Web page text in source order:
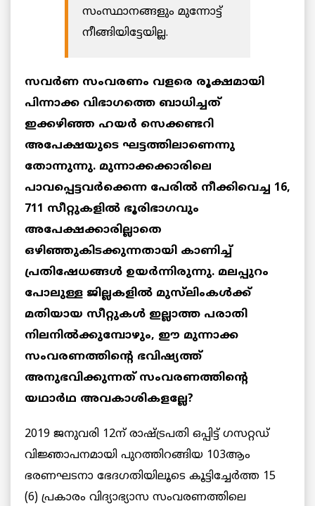
സംസ്ഥാനങ്ങളും മുന്നോട്ട്
നീങ്ങിയിട്ടേയില്ല.
സവര്‍ണ സംവരണം വളരെ രൂക്ഷമായി
പിന്നാക്ക വിഭാഗത്തെ ബാധിച്ചത്
ഇക്കഴിഞ്ഞ ഹയര്‍ സെക്കണ്ടറി
അപേക്ഷയുടെ ഘട്ടത്തിലാണെന്നു
തോന്നുന്നു. മുന്നാക്കക്കാരിലെ
പാവപ്പെട്ടവര്‍ക്കെന്ന പേരില്‍ നീക്കിവെച്ച 16,
711 സീറ്റുകളില്‍ ഭൂരിഭാഗവും
അപേക്ഷക്കാരില്ലാതെ
ഒഴിഞ്ഞുകിടക്കുന്നതായി കാണിച്ച്
പ്രതിഷേധങ്ങള്‍ ഉയര്‍ന്നിരുന്നു. മലപ്പുറം
പോലുള്ള ജില്ലകളില്‍ മുസ്‌ലിംകള്‍ക്ക്
മതിയായ സീറ്റുകള്‍ ഇല്ലാത്ത പരാതി
നിലനില്‍ക്കുമ്പോഴും, ഈ മുന്നാക്ക
സംവരണത്തിന്റെ ഭവിഷ്യത്ത്
അനുഭവിക്കുന്നത് സംവരണത്തിന്റെ
യഥാര്‍ഥ അവകാശികളല്ലേ?
2019 ജനുവരി 12ന് രാഷ്ട്രപതി ഒപ്പിട്ട് ഗസറ്റഡ്
വിജ്ഞാപനമായി പുറത്തിറങ്ങിയ 103ആം
ഭരണഘടനാ ഭേദഗതിയിലൂടെ കൂട്ടിച്ചേർത്ത 15
(6) പ്രകാരം വിദ്യാഭ്യാസ സംവരണത്തിലെ